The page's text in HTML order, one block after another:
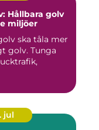
Hållbara golv
miljöer
ska tåla mer
golv. Tunga
jul